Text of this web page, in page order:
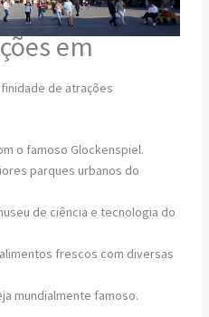
em
de atrações
o famoso Glockenspiel.
parques urbanos do
de ciência e tecnologia do
frescos com diversas
mundialmente famoso.